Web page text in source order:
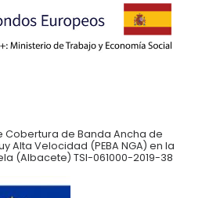
Cobertura de Banda Ancha de
Alta Velocidad (PEBA NGA) en la
(Albacete) TSI-061000-2019-38